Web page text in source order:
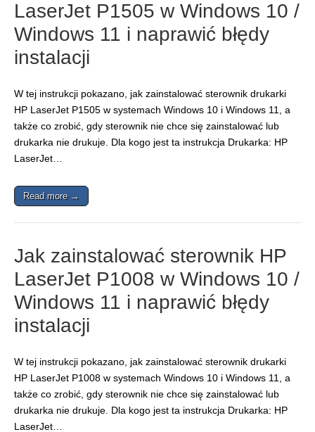
LaserJet P1505 w Windows 10 /
Windows 11 i naprawić błędy
instalacji
W tej instrukcji pokazano, jak zainstalować sterownik drukarki
HP LaserJet P1505 w systemach Windows 10 i Windows 11, a
także co zrobić, gdy sterownik nie chce się zainstalować lub
drukarka nie drukuje. Dla kogo jest ta instrukcja Drukarka: HP
LaserJet…
Read more →
Jak zainstalować sterownik HP
LaserJet P1008 w Windows 10 /
Windows 11 i naprawić błędy
instalacji
W tej instrukcji pokazano, jak zainstalować sterownik drukarki
HP LaserJet P1008 w systemach Windows 10 i Windows 11, a
także co zrobić, gdy sterownik nie chce się zainstalować lub
drukarka nie drukuje. Dla kogo jest ta instrukcja Drukarka: HP
LaserJet…